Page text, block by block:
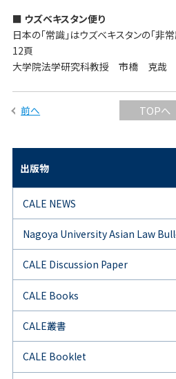
■ ウズベキスタン便り
日本の「常識」はウズベキスタン
12頁
大学院法学研究科教授 市橋 克哉
前へ TOPへ
出版物
CALE NEWS
Nagoya University Asian Law
CALE Discussion Paper
CALE Books
CALE叢書
CALE Booklet